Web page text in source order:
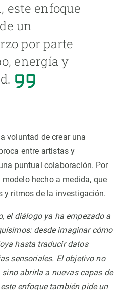
este enfoque
un
por parte
energía y
voluntad de crear una
entre artistas y
puntual colaboración. Por
hecho a medida, que
y ritmos de la investigación.
el diálogo ya ha empezado a
desde imaginar cómo
hasta traducir datos
sensoriales. El objetivo no
abrirla a nuevas capas de
enfoque también pide un